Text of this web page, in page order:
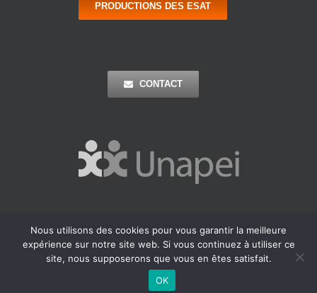
PRODUCTIONS DES ESAT
CONTACT
Copyright 2016 Apei Ouest 44 | Tous Droits Réservés |Mentions
Légales| Réalisation : Agence Outremer
Facebook
Nous utilisons des cookies pour vous garantir la meilleure
expérience sur notre site web. Si vous continuez à utiliser ce
site, nous supposerons que vous en êtes satisfait.
OK